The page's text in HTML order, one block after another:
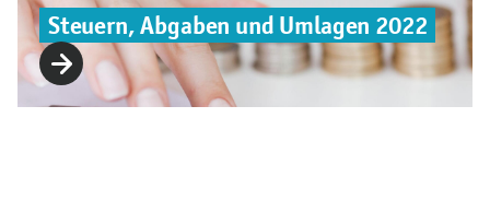
Steuern, Abgaben und Umlagen 2022